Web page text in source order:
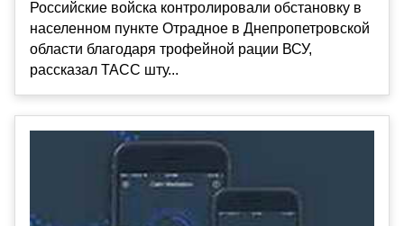
Российские войска контролировали обстановку в
населенном пункте Отрадное в Днепропетровской
области благодаря трофейной рации ВСУ,
рассказал ТАСС шту...